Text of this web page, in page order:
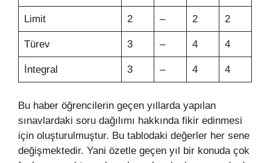
Limit 2 – 2 2
Türev 3 – 4 4
İntegral 3 – 4 4
Bu haber öğrencilerin geçen yıllarda yapılan
sınavlardaki soru dağılımı hakkında fikir edinmesi
için oluşturulmuştur. Bu tablodaki değerler her sene
değişmektedir. Yani özetle geçen yıl bir konuda çok